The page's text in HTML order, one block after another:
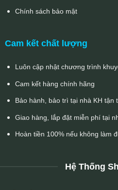
Chính sách bảo mật
Cam kết chất lượng
Luôn cập nhật chương trình
Cam kết hàng chính hãng
Bảo hành, bảo trì tại nhà KH tận
Giao hàng, lắp đặt miễn phí tại
Hoàn tiền 100% nếu không làm
Hệ Thống